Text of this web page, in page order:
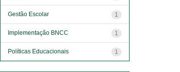
1
Gestão Escolar
1
Implementação BNCC
1
Políticas Educacionais